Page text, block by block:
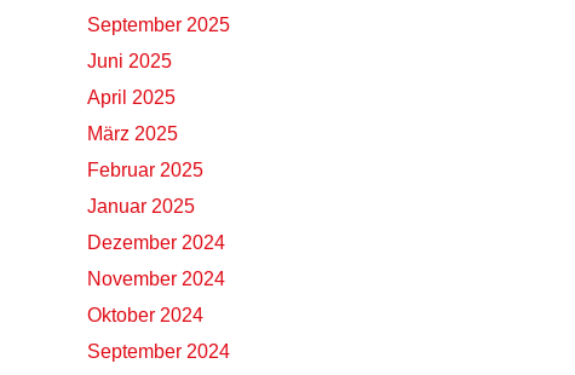
September 2025
Juni 2025
April 2025
März 2025
Februar 2025
Januar 2025
Dezember 2024
November 2024
Oktober 2024
September 2024